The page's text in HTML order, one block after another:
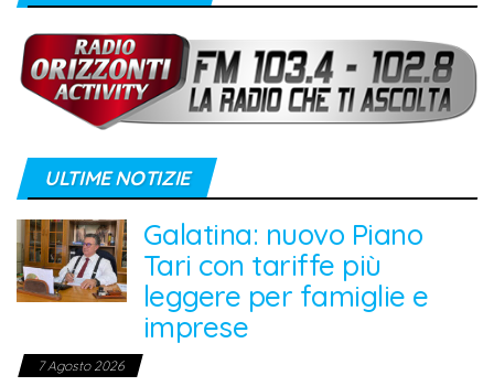
ULTIME NOTIZIE
Galatina: nuovo Piano
Tari con tariffe più
leggere per famiglie e
imprese
7 Agosto 2026